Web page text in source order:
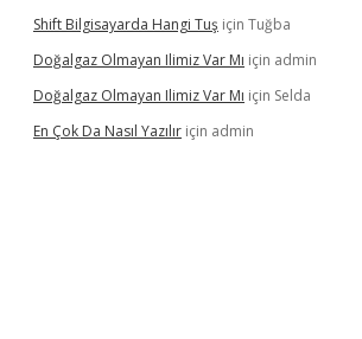
Shift Bilgisayarda Hangi Tuş için Tuğba
Doğalgaz Olmayan Ilimiz Var Mı için admin
Doğalgaz Olmayan Ilimiz Var Mı için Selda
En Çok Da Nasıl Yazılır için admin